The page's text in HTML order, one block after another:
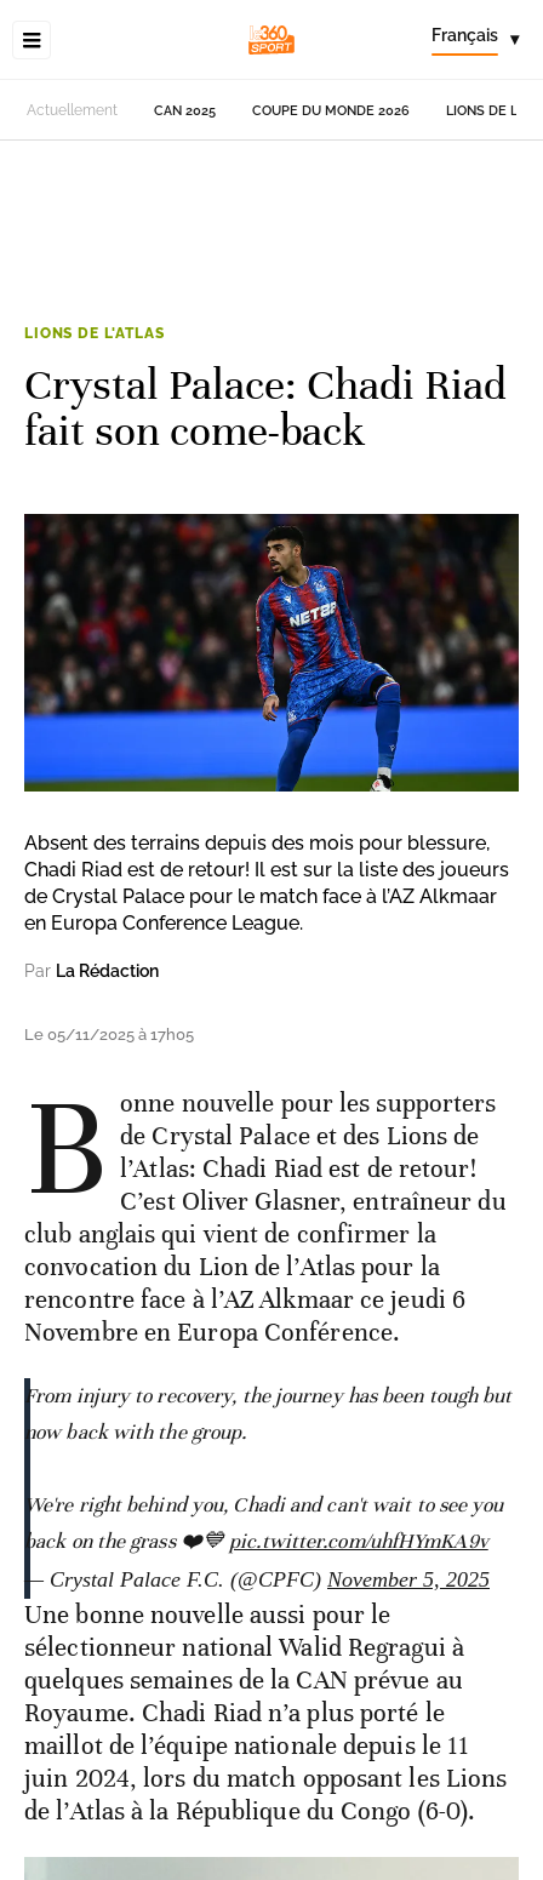
Français ▾
Actuellement CAN 2025 COUPE DU MONDE 2026 LIONS DE
LIONS DE L'ATLAS
Crystal Palace: Chadi Riad
fait son come-back
Absent des terrains depuis des mois pour blessure,
Chadi Riad est de retour! Il est sur la liste des joueurs
de Crystal Palace pour le match face à l’AZ Alkmaar
en Europa Conference League.
Par La Rédaction
Le 05/11/2025 à 17h05
B onne nouvelle pour les supporters
de Crystal Palace et des Lions de
l’Atlas: Chadi Riad est de retour!
C’est Oliver Glasner, entraîneur du
club anglais qui vient de confirmer la
convocation du Lion de l’Atlas pour la
rencontre face à l’AZ Alkmaar ce jeudi 6
Novembre en Europa Conférence.
From injury to recovery, the journey has been tough but
now back with the group.
We're right behind you, Chadi and can't wait to see you
back on the grass ❤️💙pic.twitter.com/uhfHYmKA9v
— Crystal Palace F.C. (@CPFC) November 5, 2025
Une bonne nouvelle aussi pour le
sélectionneur national Walid Regragui à
quelques semaines de la CAN prévue au
Royaume. Chadi Riad n’a plus porté le
maillot de l’équipe nationale depuis le 11
juin 2024, lors du match opposant les Lions
de l’Atlas à la République du Congo (6-0).